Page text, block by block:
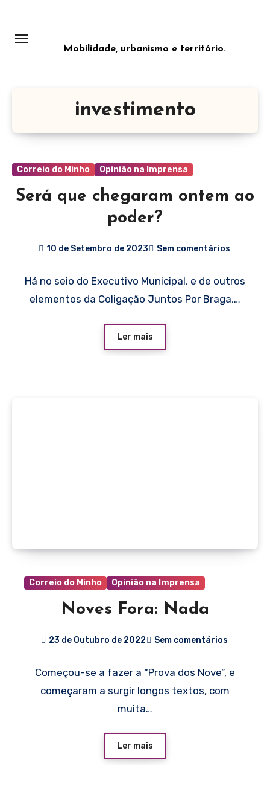
Mobilidade, urbanismo e território.
investimento
Correio do Minho Opinião na Imprensa
Será que chegaram ontem ao
poder?
10 de Setembro de 2023 Sem comentários
Há no seio do Executivo Municipal, e de outros
elementos da Coligação Juntos Por Braga,…
Ler mais
Correio do Minho Opinião na Imprensa
Noves Fora: Nada
23 de Outubro de 2022 Sem comentários
Começou-se a fazer a “Prova dos Nove”, e
começaram a surgir longos textos, com
muita…
Ler mais